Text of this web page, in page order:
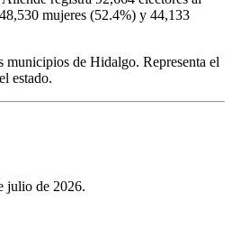
48,530 mujeres (52.4%) y 44,133
municipios de Hidalgo. Representa el
estado.
julio de 2026.